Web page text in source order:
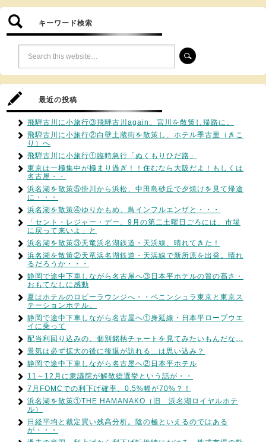
キーワード検索
最近の投稿
飛騨古川に小旅行③飛騨古川again。宮川を散策し帰路に。
飛騨古川に小旅行②白壁土蔵街を散策し、ホテル季古里（きこ
り）へ
飛騨古川に小旅行①臨時急行「ぬくもりひだ路」
東京は一極集中が極まり過ぎ！！住むなら大阪だよ！もしくは
名古屋・・
浜名湖を散策⑤掛川から浜松、中田島砂丘で夕焼けを見て帰途
に・・・
浜名湖を散策④ゆりかもめ、鳥インフルエンザと・・・
「セント・レジャー・デー。9月の第二土曜日ごろには、市場
に戻って来いよ」と
浜名湖を散策③天竜浜名湖鉄道・天浜線、晴れてきた！
浜名湖を散策②天竜浜名湖鉄道・天浜線で新所原を出発。晴れ
るだろうか・・・
静岡で途中下車しながら名古屋へ③日本平ホテルの質の高さ・
おもてなしに感動
夏はホテルのロビーラウンジへ・・ペニンシュラ東京と東京ス
テーションホテル。
静岡で途中下車しながら名古屋へ①身延線・日本平ロープウエ
イに乗って
配当利回り込みの、個別銘柄チャートを見てみたいもんだな…
景気は必ず拡大の後に後退が訪れる…は思い込み？
静岡で途中下車しながら名古屋へ②日本平ホテル
11～12月に衆議院が解散総選挙という話が・・
7月FOMCでの利下げ確率、0.5%幅が70%？！
浜名湖を散策①THE HAMANAKO（旧 浜名湖ロイヤルホテ
ル）
日経平均と裁定買い残高分析。陰の極といえるのではある
が・・・